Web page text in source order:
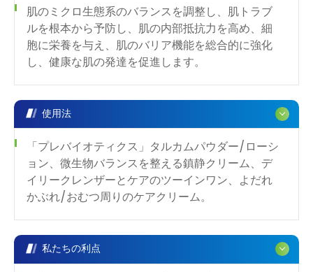
肌のミクロ生態系のバランスを調整し、肌トラブ
ルを根本から予防し、肌の内部抵抗力を高め、細
胞に栄養を与え、肌のバリア機能を総合的に強化
し、健康な肌の発達を促進します。
使用法
「プレバイオティクス」タルカムパウダー/ローシ
ョン、微生物バランスを整える鎮静クリーム、デ
イリークレンザーとケアのツーインワン、よだれ
かぶれ/おむつ周りのケアクリーム。
私たちの利点